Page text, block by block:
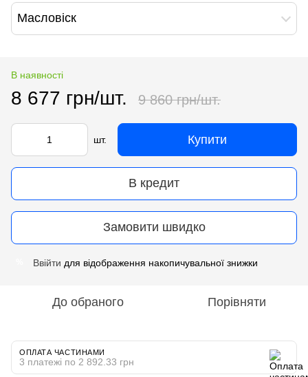
Масловіск
В наявності
8 677 грн/шт. 9 860 грн/шт.
шт. Купити
В кредит
Замовити швидко
Ввійти для відображення накопичувальної знижки
До обраного Порівняти
ОПЛАТА ЧАСТИНАМИ
3 платежі по 2 892.33 грн